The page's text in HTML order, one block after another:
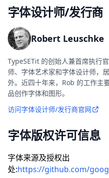
字体设计师/发行商
Robert Leuschke
TypeSETit 的创始人兼首席执行
师、字体艺术家和字体设计师，
外。近四十年来，Rob 的工作主
品创作字体和图形。
访问字体设计师/发行商官网
字体版权许可信息
字体来源及授权出
处:https://github.com/